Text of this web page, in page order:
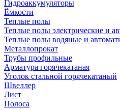
Гидроаккумуляторы
Ёмкости
Теплые полы
Теплые полы электрические и
Теплые полы водяные и
Металлопрокат
Трубы профильные
Арматура горячекатаная
Уголок стальной горячекатаный
Швеллер
Лист
Полоса